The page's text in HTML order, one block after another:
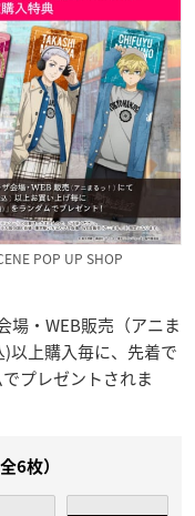
POP UP SHOP
場・WEB販売（アニま
以上購入毎に、先着で
プレゼントされま
6枚）